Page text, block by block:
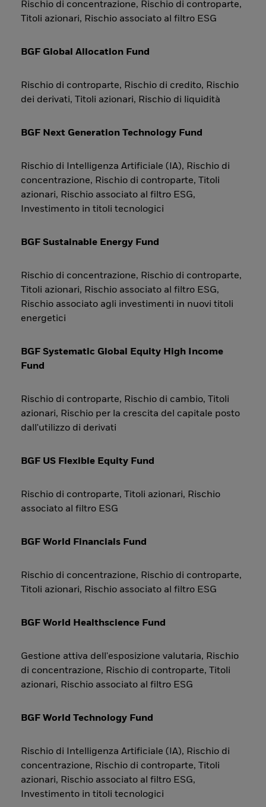
Rischio di concentrazione, Rischio di controparte,
Titoli azionari, Rischio associato al filtro ESG
BGF Global Allocation Fund
Rischio di controparte, Rischio di credito, Rischio
dei derivati, Titoli azionari, Rischio di liquidità
BGF Next Generation Technology Fund
Rischio di Intelligenza Artificiale (IA), Rischio di
concentrazione, Rischio di controparte, Titoli
azionari, Rischio associato al filtro ESG,
Investimento in titoli tecnologici
BGF Sustainable Energy Fund
Rischio di concentrazione, Rischio di controparte,
Titoli azionari, Rischio associato al filtro ESG,
Rischio associato agli investimenti in nuovi titoli
energetici
BGF Systematic Global Equity High Income
Fund
Rischio di controparte, Rischio di cambio, Titoli
azionari, Rischio per la crescita del capitale posto
dall'utilizzo di derivati
BGF US Flexible Equity Fund
Rischio di controparte, Titoli azionari, Rischio
associato al filtro ESG
BGF World Financials Fund
Rischio di concentrazione, Rischio di controparte,
Titoli azionari, Rischio associato al filtro ESG
BGF World Healthscience Fund
Gestione attiva dell'esposizione valutaria, Rischio
di concentrazione, Rischio di controparte, Titoli
azionari, Rischio associato al filtro ESG
BGF World Technology Fund
Rischio di Intelligenza Artificiale (IA), Rischio di
concentrazione, Rischio di controparte, Titoli
azionari, Rischio associato al filtro ESG,
Investimento in titoli tecnologici